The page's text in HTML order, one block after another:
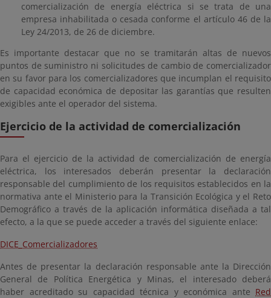
comercialización de energía eléctrica si se trata de una
empresa inhabilitada o cesada conforme el artículo 46 de la
Ley 24/2013, de 26 de diciembre.
Es importante destacar que no se tramitarán altas de nuevos
puntos de suministro ni solicitudes de cambio de comercializador
en su favor para los comercializadores que incumplan el requisito
de capacidad económica de depositar las garantías que resulten
exigibles ante el operador del sistema.
Ejercicio de la actividad de comercialización
Para el ejercicio de la actividad de comercialización de energía
eléctrica, los interesados deberán presentar la declaración
responsable del cumplimiento de los requisitos establecidos en la
normativa ante el Ministerio para la Transición Ecológica y el Reto
Demográfico a través de la aplicación informática diseñada a tal
efecto, a la que se puede acceder a través del siguiente enlace:
DICE_Comercializadores
Antes de presentar la declaración responsable ante la Dirección
General de Política Energética y Minas, el interesado deberá
haber acreditado su capacidad técnica y económica ante Red